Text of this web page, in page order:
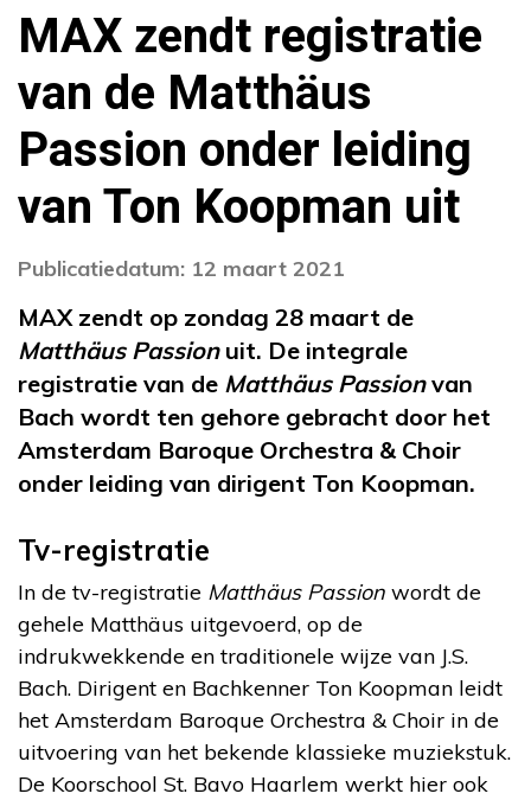
MAX zendt registratie
van de Matthäus
Passion onder leiding
van Ton Koopman uit
Publicatiedatum: 12 maart 2021
MAX zendt op zondag 28 maart de
Matthäus Passionuit. De integrale
registratie van de Matthäus Passionvan
Bach wordt ten gehore gebracht door het
Amsterdam Baroque Orchestra & Choir
onder leiding van dirigent Ton Koopman.
Tv-registratie
In de tv-registratie Matthäus Passion wordt de
gehele Matthäus uitgevoerd, op de
indrukwekkende en traditionele wijze van J.S.
Bach. Dirigent en Bachkenner Ton Koopman leidt
het Amsterdam Baroque Orchestra & Choir in de
uitvoering van het bekende klassieke muziekstuk.
De Koorschool St. Bavo Haarlem werkt hier ook